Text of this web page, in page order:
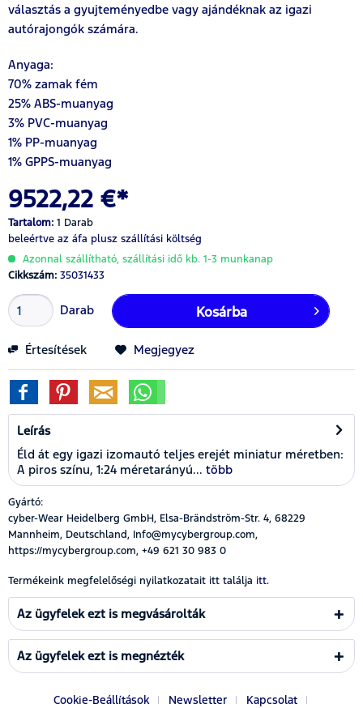
választás a gyujteményedbe vagy ajándéknak az igazi
autórajongók számára.
Anyaga:
70% zamak fém
25% ABS-muanyag
3% PVC-muanyag
1% PP-muanyag
1% GPPS-muanyag
9522,22 €*
Tartalom: 1 Darab
beleértve az áfa plusz szállítási költség
Azonnal szállítható, szállítási idő kb. 1-3 munkanap
Cikkszám: 35031433
Darab Kosárba
Értesítések Megjegyez
Leírás
Éld át egy igazi izomautó teljes erejét miniatur méretben:
A piros színu, 1:24 méretarányú... több
Gyártó:
cyber-Wear Heidelberg GmbH, Elsa-Brändström-Str. 4, 68229
Mannheim, Deutschland, Info@mycybergroup.com,
https://mycybergroup.com, +49 621 30 983 0
Termékeink megfelelőségi nyilatkozatait itt találja itt.
Az ügyfelek ezt is megvásárolták
Az ügyfelek ezt is megnézték
Cookie-Beállítások Newsletter
Kapcsolat